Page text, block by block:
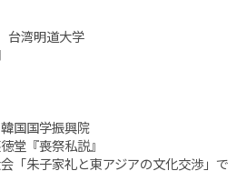
湾明道大学
国国学振興院
堂『喪祭私説』
会「朱子家礼と東アジアの文化交渉」で